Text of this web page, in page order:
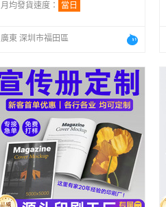
月均發貨速度：
當日
廣東 深圳市福田區